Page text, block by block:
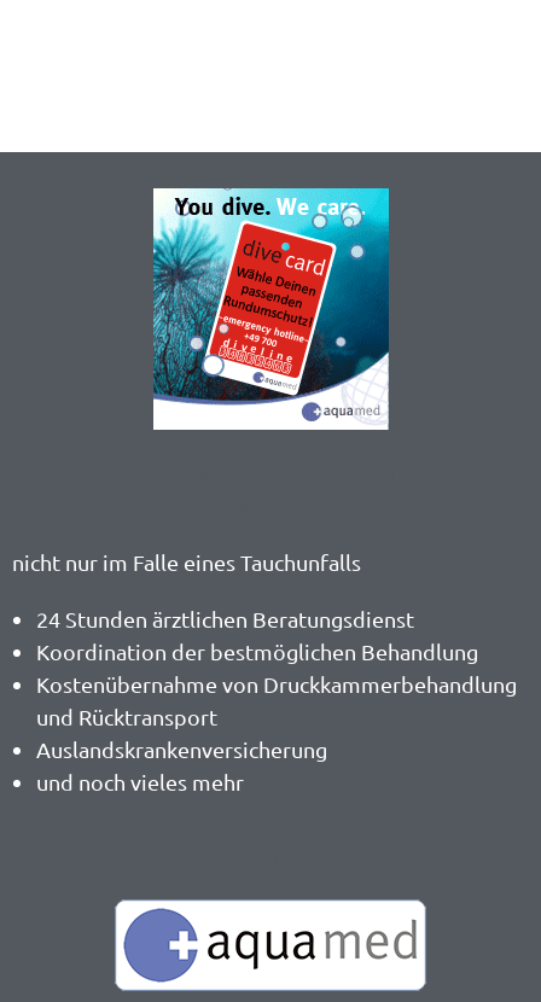
nicht nur im Falle eines Tauchunfalls
24 Stunden ärztlichen Beratungsdienst
Koordination der bestmöglichen Behandlung
Kostenübernahme von Druckkammerbehandlung
und Rücktransport
Auslandskrankenversicherung
und noch vieles mehr